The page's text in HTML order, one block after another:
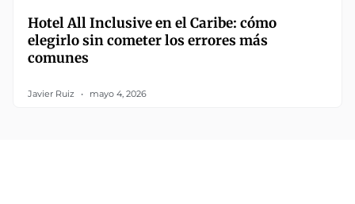
Hotel All Inclusive en el Caribe: cómo
elegirlo sin cometer los errores más
comunes
Javier Ruiz mayo 4, 2026